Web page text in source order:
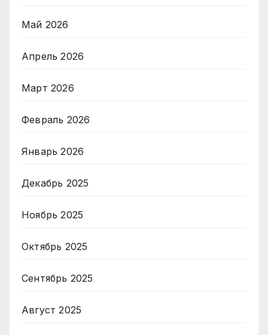
Май 2026
Апрель 2026
Март 2026
Февраль 2026
Январь 2026
Декабрь 2025
Ноябрь 2025
Октябрь 2025
Сентябрь 2025
Август 2025